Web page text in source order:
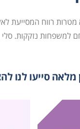
רווח המסייעת
למשפחות נזקקות. סלי
סייעו לנו